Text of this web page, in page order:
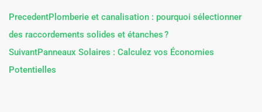
PrecedentPlomberie et canalisation : pourquoi sélectionner
des raccordements solides et étanches ?
SuivantPanneaux Solaires : Calculez vos Économies
Potentielles